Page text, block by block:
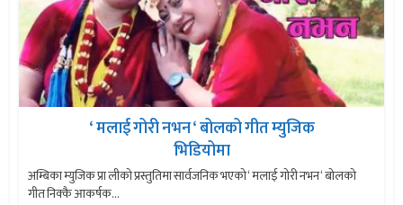
‘ मलाई गोरी नभन ‘ बोलको गीत म्युजिक
भिडियोमा
अम्बिका म्युजिक प्रा लीको प्रस्तुतिमा सार्वजनिक भएको ‘ मलाई गोरी नभन ‘ बोलको
गीत निक्कै आकर्षक...